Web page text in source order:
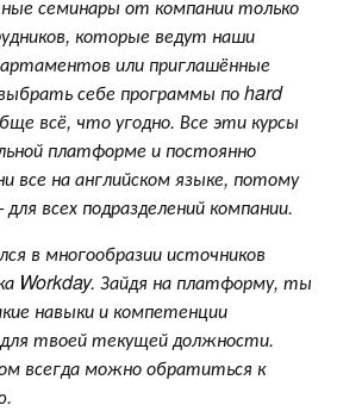
семинары от компании только
которые ведут наши
или приглашённые
себе программы по hard
всё, что угодно. Все эти курсы
платформе и постоянно
все на английском языке, потому
всех подразделений компании.
в многообразии источников
Workday. Зайдя на платформу, ты
навыки и компетенции
твоей текущей должности.
всегда можно обратиться к